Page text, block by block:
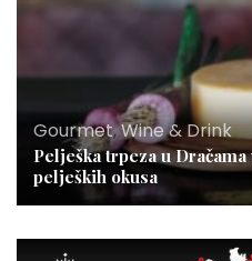
Gourmet,Wine & Drink
Pelješka trpeza u
peljeških okusa